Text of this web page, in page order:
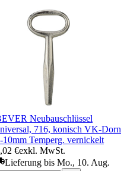
Neubauschlüssel
716, konisch VK-Dorn
10mm Temperg. vernickelt
€exkl. MwSt.
Lieferung bis Mo., 10. Aug.